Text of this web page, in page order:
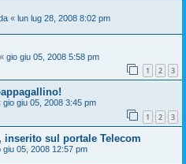
« lun lug 28, 2008 8:02 pm
« gio giu 05, 2008 5:58 pm
1 2 3
gio giu 05, 2008 3:45 pm
1 2 3
inserito sul portale Telecom
giu 05, 2008 12:57 pm